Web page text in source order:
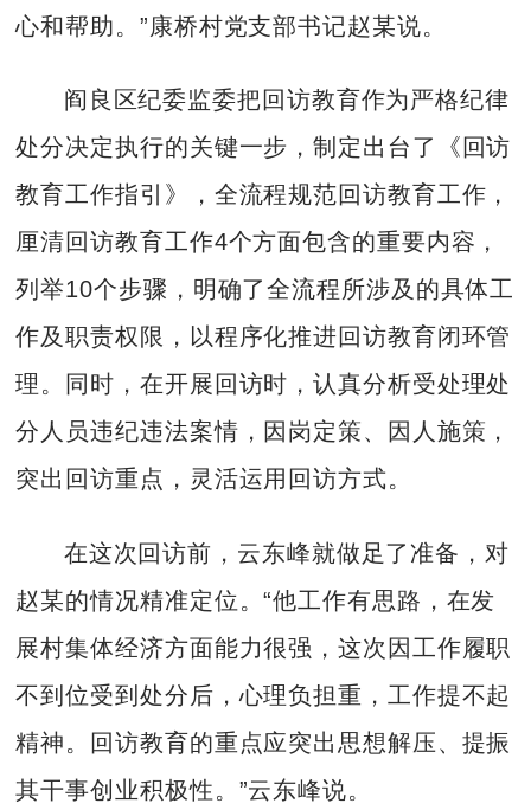
心和帮助。”康桥村党支部书记赵某说。
阎良区纪委监委把回访教育作为严格纪律
处分决定执行的关键一步，制定出台了《回访
教育工作指引》，全流程规范回访教育工作，
厘清回访教育工作4个方面包含的重要内容，
列举10个步骤，明确了全流程所涉及的具体工
作及职责权限，以程序化推进回访教育闭环管
理。同时，在开展回访时，认真分析受处理处
分人员违纪违法案情，因岗定策、因人施策，
突出回访重点，灵活运用回访方式。
在这次回访前，云东峰就做足了准备，对
赵某的情况精准定位。“他工作有思路，在发
展村集体经济方面能力很强，这次因工作履职
不到位受到处分后，心理负担重，工作提不起
精神。回访教育的重点应突出思想解压、提振
其干事创业积极性。”云东峰说。